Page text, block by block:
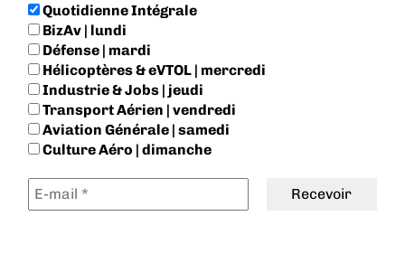
Quotidienne Intégrale
BizAv | lundi
Défense | mardi
Hélicoptères & eVTOL | mercredi
Industrie & Jobs | jeudi
Transport Aérien | vendredi
Aviation Générale | samedi
Culture Aéro | dimanche